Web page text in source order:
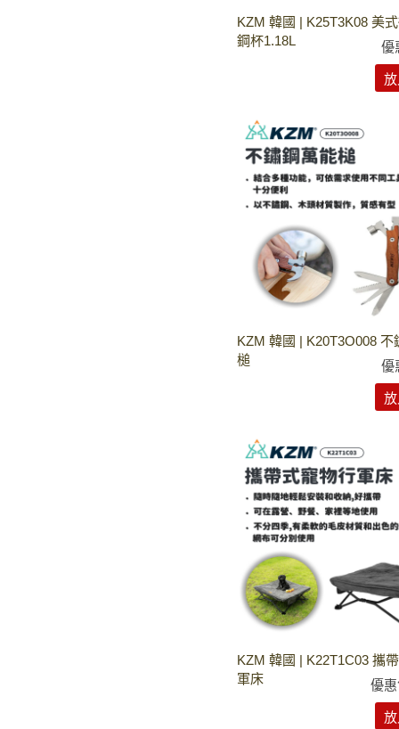
KZM 韓國 | K25T3K08 美
鋼杯1.18L
優
KZM 韓國 | K20T3O008 不
槌
優
KZM 韓國 | K22T1C03 攜
軍床
優